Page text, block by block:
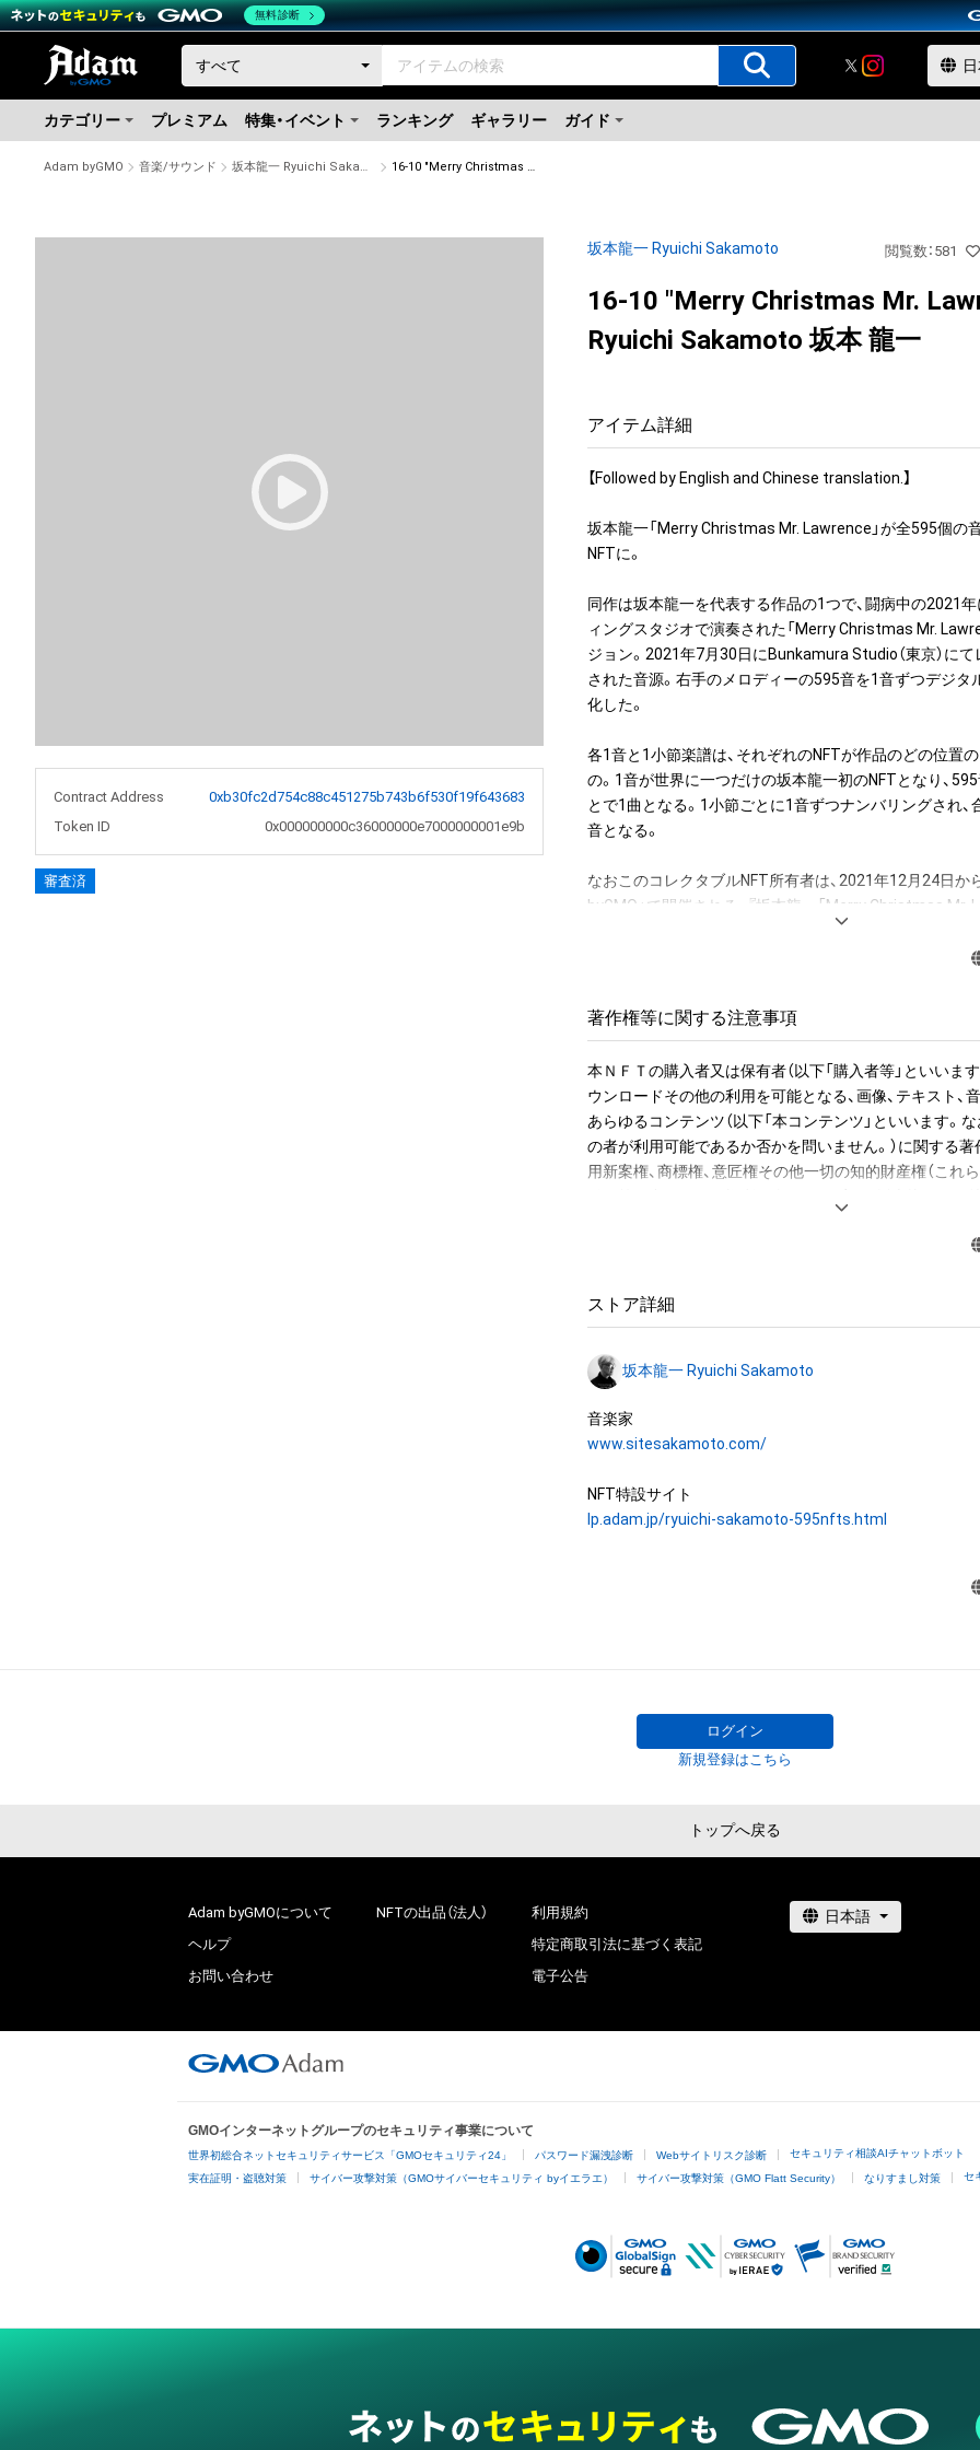
カテゴリー プレミアム 特集・イベント ランキング ギャラリー ガイド
Adam byGMO 音楽/サウンド 坂本龍一 Ryuichi Sakamoto 16-10 "Merry Christmas Mr. Lawrence" Ryuichi Sakamoto 坂本 龍一
Contract Address
0xb30fc2d754c88c451275b743b6f530f19f643683
Token ID
0x000000000c36000000e7000000001e9b
審査済
坂本龍一 Ryuichi Sakamoto 閲覧数 ： 581
16-10 "Merry Christmas Mr.
Ryuichi Sakamoto 坂本 龍一
アイテム詳細
【Followed by English and Chinese translation.】
坂本龍一「Merry Christmas Mr. Lawrence」が全595個の
NFTに。
同作は坂本龍一を代表する作品の1つで、闘病中の2021
ィングスタジオで演奏された「Merry Christmas Mr.
ジョン。2021年7月30日にBunkamura Studio（東京）に
された音源。右手のメロディーの595音を1音ずつデジタ
化した。
各1音と1小節楽譜は、それぞれのNFTが作品のどの位置
の。1音が世界に一つだけの坂本龍一初のNFTとなり、
とで1曲となる。1小節ごとに1音ずつナンバリングされ、
音となる。
なおこのコレクタブルNFT所有者は、2021年12月24日か
byGMO」で開催される、『坂本龍一「Merry Christmas Mr.
譜を入手できる権利NFT』のオークションへの参加が可能
入者限定の特典として、「Merry Christmas Mr. Lawrence
ルで送付します。
NFT作品名の冒頭に付加された、前半の数字が楽譜の何小
字がその小節での何音目かを表現している。作品名が「
Christmas Mr. Lawrence" Ryuichi Sakamoto 坂本龍一」
の1音目のNFTを表す。
音源に関しては下記法則に沿っています。
2. 音終わりが欠けてしまう該当音については、2小節分の
3. 各小節のラストノート（最後の1音）は、次の小節に渡っ
す。切り出した音を小節内の楽譜と同じ正しい位置に置
れてしまいます、そのため便宜上、このWAVデータでは位
前に配置しています。
“Merry Christmas Mr. Lawrence” by Ryuichi Sakamoto
One of Ryuichi Sakamoto’s signature pieces, “Merry
in 2021. The 595 music notes of the melody on the
each bar, composing a total of 595 notes from 96 bars.
complete only when all 595 music notes are gathered.
Furthermore, the owners of this collectible NFT item
for “NFT for the rights to obtain “Merry Christmas Mr.
24th, 2021. The first-buyer benefit for this NFT is the
link for WAV file of the full version of “Merry Christmas
There is 1 note (ex. bars 95, 96),
5 notes (ex. bar 23),
12 notes (ex. bars 1, 2, 3...),
The tail of the last note of each bar can be heard in the
- In case the length of the note is longer than one bar,
length (f.e. 「23-5」「31-5」
著作権等に関する注意事項
本ＮＦＴの購入者又は保有者（以下「購入者等」といいま
ウンロードその他の利用を可能となる、画像、テキスト、
あらゆるコンテンツ（以下「本コンテンツ」といいます。
の者が利用可能であるか否かを問いません。）に関する著
用新案権、商標権、意匠権その他一切の知的財産権（これ
「本ＮＦＴ等」といいます）を保有することは、本コンテ
託先）から別途の承諾を得ずに、個人による閲覧の範囲を
ンパイル及びリバースエンジニアリングを含みますが、こ
ん。)を行うことはできません。
株式会社幻冬舎は、本ＮＦＴ等について、事実上または法
性、信頼性、正確性、完全性、有効性、特定の目的への適合
購入者等が使用するコンピューター、回線、ソフトウェア
上記にかかわらず、消費者契約法の適用その他の理由に
れる場合、株式会社幻冬舎の責任は、債務不履行または不
幻冬舎が最初に購入者から販売代金として受領した金額
●Cautions Regarding Copyrights
The copyrights, patents, utility models, trademarks,
referred to as the “Buyers”) are reserved by Ryuichi
Gentosha Inc. In other words, owning this NFT or the
Under such terms and conditions, any use beyond the
not limited to editing, exhibiting, distributing,
Contents, Ryuichi Sakamoto and Gentosha Inc. (or the
those who administer such rights under their
ストア詳細
坂本龍一 Ryuichi Sakamoto
www.sitesakamoto.com/
lp.adam.jp/ryuichi-sakamoto-595nfts.html
ログイン
新規登録はこちら
トップへ戻る
Adam byGMOについて
ヘルプ
お問い合わせ
NFTの出品（法人）
利用規約
特定商取引法に基づく表記
電子公告
GMOインターネットグループのセキュリティ事業について
世界初総合ネットセキュリティサービス「GMOセキュリティ24」 パスワード漏洩診断 Webサイトリスク診断 セキュリティ相談AIチャットボット
実在証明・盗聴対策 サイバー攻撃対策（GMOサイバーセキュリティ byイエラエ） サイバー攻撃対策（GMO Flatt Security） なりすまし対策 セ
無料診断